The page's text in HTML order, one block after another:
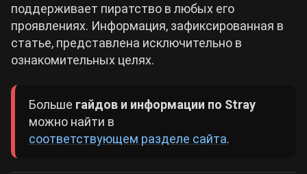
поддерживает пиратство в любых его
проявлениях. Информация, зафиксированная в
статье, представлена исключительно в
ознакомительных целях.
Больше гайдов и информации по Stray
можно найти в
соответствующем разделе сайта.